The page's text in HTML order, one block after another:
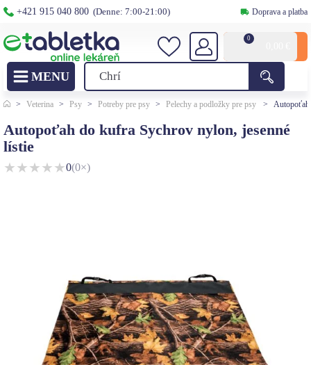
+421 915 040 800 (Denne: 7:00-21:00) Doprava a platba
0
> Veterina > Psy > Potreby pre psy > Pelechy a podložky pre psy > Autopoťah
Autopoťah do kufra Sychrov nylon, jesenné
lístie
★★★★★0(0×)